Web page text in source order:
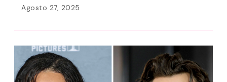
Agosto 27, 2025